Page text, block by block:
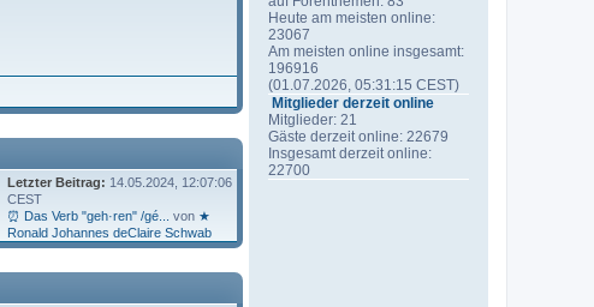
Letzter Beitrag: 14.05.2024, 12:07:06
CEST
⏰ Das Verb "geh·ren" /gé...
von ★
Ronald Johannes deClaire Schwab
Heute am meisten online:
23067
Am meisten online insgesamt:
196916
(01.07.2026, 05:31:15 CEST)
Mitglieder derzeit online
Mitglieder: 21
Gäste derzeit online: 22679
Insgesamt derzeit online:
22700